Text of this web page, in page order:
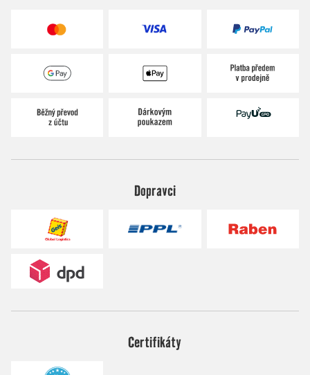
Dopravci
Certifikáty